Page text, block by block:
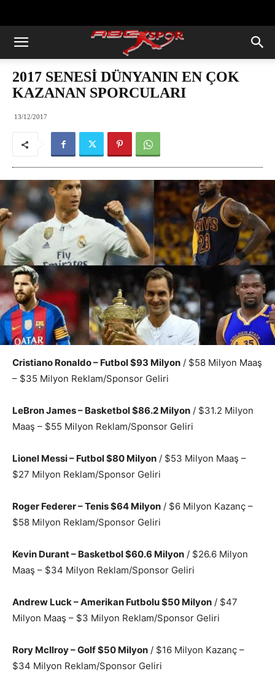
2017 SENESİ DÜNYANIN EN ÇOK
KAZANAN SPORCULARI
13/12/2017
Cristiano Ronaldo – Futbol $93 Milyon / $58 Milyon Maaş
– $35 Milyon Reklam/Sponsor Geliri
LeBron James – Basketbol $86.2 Milyon / $31.2 Milyon
Maaş – $55 Milyon Reklam/Sponsor Geliri
Lionel Messi – Futbol $80 Milyon / $53 Milyon Maaş –
$27 Milyon Reklam/Sponsor Geliri
Roger Federer – Tenis $64 Milyon / $6 Milyon Kazanç –
$58 Milyon Reklam/Sponsor Geliri
Kevin Durant – Basketbol $60.6 Milyon / $26.6 Milyon
Maaş – $34 Milyon Reklam/Sponsor Geliri
Andrew Luck – Amerikan Futbolu $50 Milyon / $47
Milyon Maaş – $3 Milyon Reklam/Sponsor Geliri
Rory McIlroy – Golf $50 Milyon / $16 Milyon Kazanç –
$34 Milyon Reklam/Sponsor Geliri